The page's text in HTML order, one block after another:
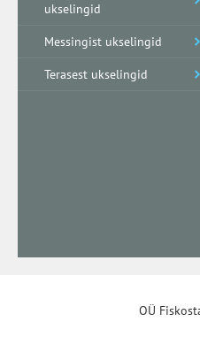
ukselingid
Messingist ukselingid
Terasest ukselingid
OÜ